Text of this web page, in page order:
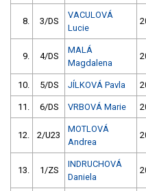
8. 3/DS
VACULOVÁ
Lucie
9. 4/DS
MALÁ
Magdalena
10. 5/DS JÍLKOVÁ Pavla
11. 6/DS VRBOVÁ Marie
12. 2/U23
MOTLOVÁ
Andrea
13. 1/ZS
INDRUCHOVÁ
Daniela